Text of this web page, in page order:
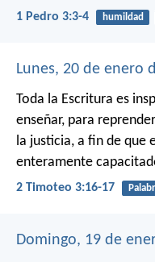
1 Pedro 3:3-4 humildad
Lunes, 20 de enero
Toda la Escritura es
enseñar, para
la justicia, a fin de que
enteramente
2 Timoteo 3:16-17
Domingo, 19 de